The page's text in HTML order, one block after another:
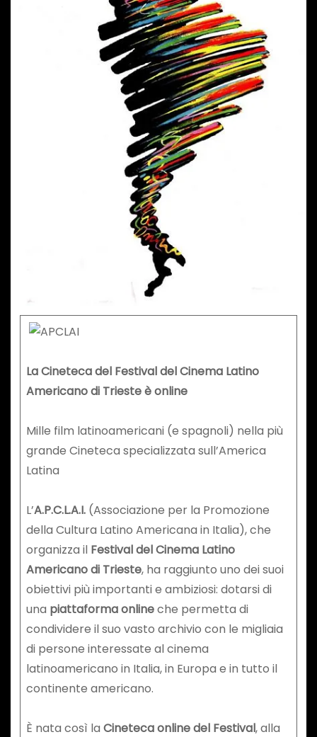
La Cineteca del Festival del Cinema Latino
Americano di Trieste è online
Mille film latinoamericani (e spagnoli) nella più
grande Cineteca specializzata sull’America
Latina
L’A.P.C.L.A.I.(Associazione per la Promozione
della Cultura Latino Americana in Italia), che
organizza il Festival del Cinema Latino
Americano di Trieste, ha raggiunto uno dei suoi
obiettivi più importanti e ambiziosi: dotarsi di
una piattaforma onlineche permetta di
condividere il suo vasto archivio con le migliaia
di persone interessate al cinema
latinoamericano in Italia, in Europa e in tutto il
continente americano.
È nata così la Cineteca online del Festival, alla